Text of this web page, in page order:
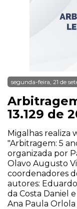
segunda-feira, 21 de
13.129 de
Migalhas realiza
"Arbitragem: 5
organizada por
Olavo Augusto
coordenadores
autores:
da Costa Daniel
Ana Paula Orlola